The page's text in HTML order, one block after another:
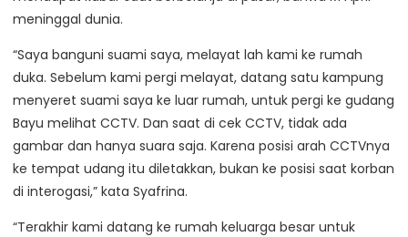
meninggal dunia.
“Saya banguni suami saya, melayat lah kami ke rumah
duka. Sebelum kami pergi melayat, datang satu kampung
menyeret suami saya ke luar rumah, untuk pergi ke gudang
Bayu melihat CCTV. Dan saat di cek CCTV, tidak ada
gambar dan hanya suara saja. Karena posisi arah CCTVnya
ke tempat udang itu diletakkan, bukan ke posisi saat korban
di interogasi,” kata Syafrina.
“Terakhir kami datang ke rumah keluarga besar untuk